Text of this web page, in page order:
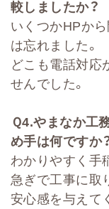
較しましたか？
いくつかHPか
は忘れました。
どこも電話対応
せんでした。
Ｑ4.やまなか工
め手は何ですか
わかりやすく手
急ぎで工事に取
安心感を与えて